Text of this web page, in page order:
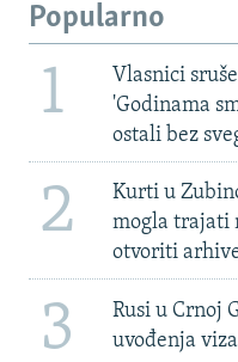
Popularno
1
Vlasnici
'Godinama
ostali bez
2
Kurti u
mogla trajati
otvoriti
3
Rusi u Crnoj
uvođenja viza